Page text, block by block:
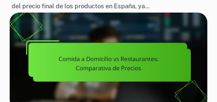
del precio final de los productos en España, ya…